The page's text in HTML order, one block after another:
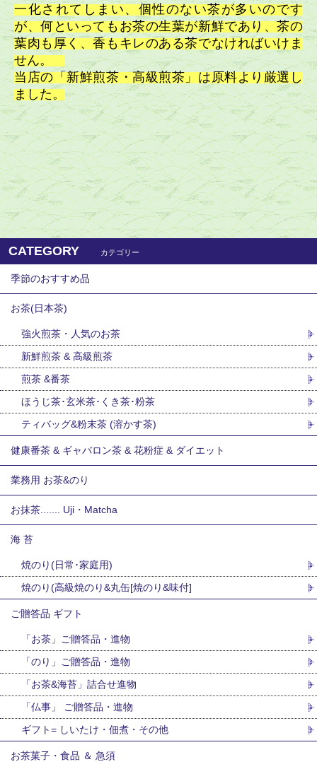
一化されてしまい、個性のない茶が多いのです
が、何といってもお茶の生葉が新鮮であり、茶の
葉肉も厚く、香もキレのある茶でなければいけま
せん。
当店の「 新鮮煎茶・高級煎茶」は原料より厳選し
ました。
CATEGORY カテゴリー
季節のおすすめ品
お茶(日本茶)
強火煎茶・人気のお茶
新鮮煎茶 & 高級煎茶
煎茶 &番茶
ほうじ茶･玄米茶･くき茶･粉茶
ティバッグ&粉末茶 (溶かす茶)
健康番茶 & ギャバロン茶 & 花粉症 & ダイエット
業務用 お茶&のり
お抹茶....... Uji・Matcha
海 苔
焼のり(日常･家庭用)
焼のり(高級焼のり&丸缶[焼のり&味付]
ご贈答品 ギフト
「お茶」ご贈答品・進物
「のり」ご贈答品・進物
「お茶&海苔」詰合せ進物
「仏事」 ご贈答品・進物
ギフト= しいたけ・佃煮・その他
お茶菓子・食品 ＆ 急須